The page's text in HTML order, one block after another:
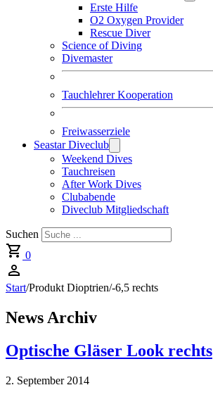
Erste Hilfe
O2 Oxygen Provider
Rescue Diver
Science of Diving
Divemaster
Tauchlehrer Kooperation
Freiwasserziele
Seastar Diveclub
Weekend Dives
Tauchreisen
After Work Dives
Clubabende
Diveclub Mitgliedschaft
Suchen
0
Start/Produkt Dioptrien/-6,5 rechts
News Archiv
Optische Gläser Look rechts
2. September 2014